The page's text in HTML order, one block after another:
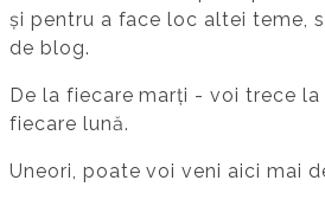
și pentru a face loc altei teme,
de blog.
De la fiecare marți - voi trece
fiecare lună.
Uneori, poate voi veni aici mai